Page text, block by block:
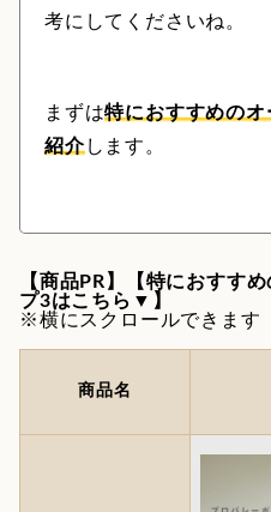
考にしてくださいね。
まずは特におすすめの
紹介します。
【商品PR】【特におすす
プ3はこちら▼】
※横にスクロールできます
商品名